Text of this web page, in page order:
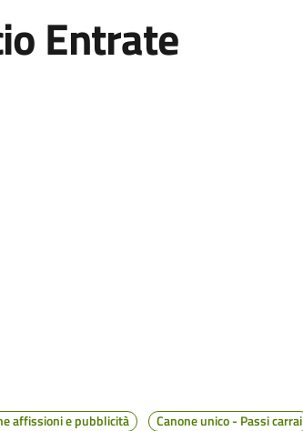
Entrate
affissioni e pubblicità Canone unico - Passi carrai